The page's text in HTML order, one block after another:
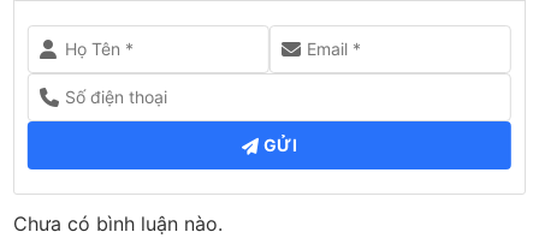
GỬI
Chưa có bình luận nào.